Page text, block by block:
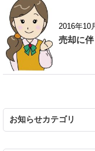
2016年10
売却に
お知らせカテゴリ